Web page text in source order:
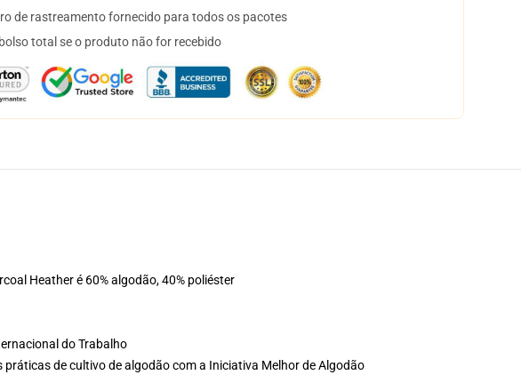
de rastreamento fornecido para todos os pacotes
total se o produto não for recebido
Heather é 60% algodão, 40% poliéster
do Trabalho
de cultivo de algodão com a Iniciativa Melhor de Algodão